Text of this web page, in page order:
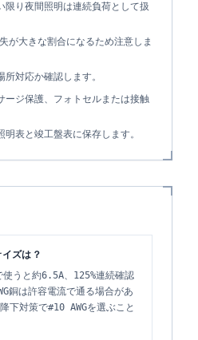
限り夜間照明は連続負荷として扱
が大きな割合になるため注意しま
対応か確認します。
ージ保護、フォトセルまたは接触
表と竣工盤表に保存します。
ズは？
使うと約6.5A、125%連続確認
銅は許容電流で通る場合があ
対策で#10 AWGを選ぶこと